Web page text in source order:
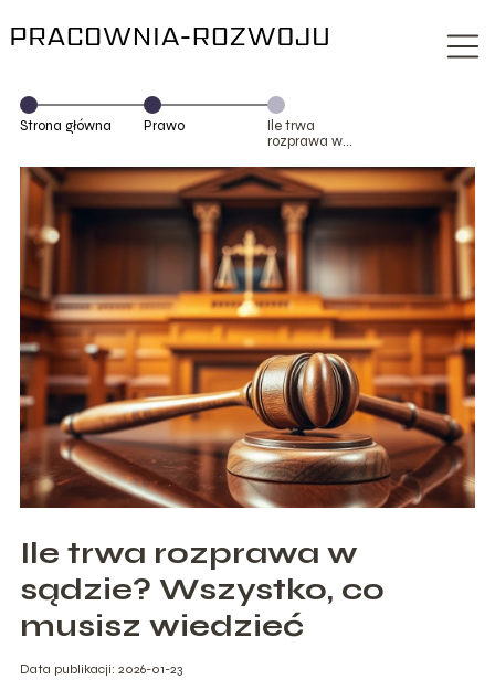
Strona główna Prawo
Ile trwa
rozprawa w
Wszystko, co
musisz wiedzieć
Ile trwa rozprawa w
sądzie? Wszystko, co
musisz wiedzieć
Data publikacji: 2026-01-23